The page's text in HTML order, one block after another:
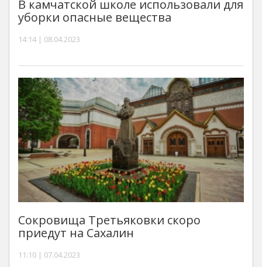
В камчатской школе использовали для
уборки опасные вещества
14:14 | 08.04.2023
Сокровища Третьяковки скоро
приедут на Сахалин
11:10 | 07.04.2023